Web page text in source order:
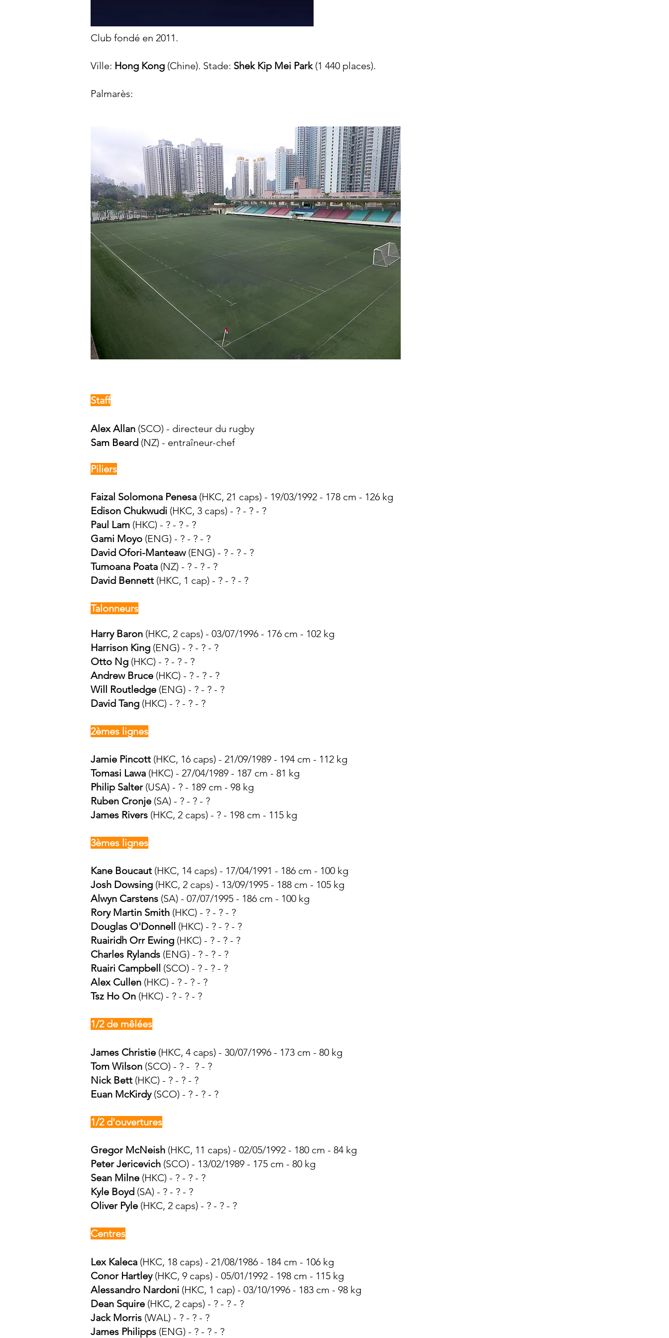
Club fondé en 2011.
Ville: Hong Kong (Chine). Stade: Shek Kip Mei Park(1 440 places).
Palmarès:​
Staff
Alex Allan (SCO) - directeur du rugby
Sam Beard (NZ) - entraîneur-chef
Piliers
Faizal Solomona Penesa (HKC, 21 caps) - 19/03/1992 - 178 cm - 126 kg
Edison Chukwudi (HKC, 3 caps) - ? - ? - ?
Paul Lam (HKC) - ? - ? - ?
Gami Moyo (ENG) - ? - ? - ?
David Ofori-Manteaw(ENG) - ? - ? - ?
Tumoana Poata (NZ) - ? - ? - ?
David Bennett (HKC, 1 cap) - ? - ? - ?
Talonneurs
Harry Baron (HKC, 2 caps) - 03/07/1996 - 176 cm - 102 kg
Harrison King (ENG) - ? - ? - ?
Otto Ng (HKC) - ? - ? - ?
Andrew Bruce (HKC) - ? - ? - ?
Will Routledge (ENG) - ? - ? - ?
David Tang (HKC) - ? - ? - ?
2èmes lignes
Jamie Pincott (HKC, 16 caps) - 21/09/1989 - 194 cm - 112 kg
Tomasi Lawa (HKC) - 27/04/1989 - 187 cm - 81 kg
Philip Salter(USA) - ? - 189 cm - 98 kg
Ruben Cronje (SA) - ? - ? - ?
James Rivers (HKC, 2 caps) - ? - 198 cm - 115 kg
3èmes lignes
Kane Boucaut (HKC, 14 caps) - 17/04/1991 - 186 cm - 100 kg
Josh Dowsing (HKC, 2 caps) - 13/09/1995 - 188 cm - 105 kg
Alwyn Carstens (SA) - 07/07/1995 - 186 cm - 100 kg
Rory Martin Smith (HKC) - ? - ? - ?
Douglas O'Donnell (HKC) - ? - ? - ?
Ruairidh Orr Ewing (HKC) - ? - ? - ?
Charles Rylands (ENG) - ? - ? - ?
Ruairi Campbell (SCO) - ? - ? - ?
Alex Cullen (HKC) - ? - ? - ?
Tsz Ho On (HKC) - ? - ? - ?
1/2 de mêlées
James Christie (HKC, 4 caps) - 30/07/1996 - 173 cm - 80 kg
Tom Wilson (SCO) - ? - ? - ?
Nick Bett (HKC) - ? - ? - ?
Euan McKirdy(SCO) - ? - ? - ?
1/2 d'ouvertures
Gregor McNeish (HKC, 11 caps) - 02/05/1992 - 180 cm - 84 kg
Peter Jericevich (SCO) - 13/02/1989 - 175 cm - 80 kg
Sean Milne (HKC) - ? - ? - ?
Kyle Boyd (SA) - ? - ? - ?
Oliver Pyle (HKC, 2 caps) - ? - ? - ?
Centres
Lex Kaleca (HKC, 18 caps) - 21/08/1986 - 184 cm - 106 kg
Conor Hartley(HKC, 9 caps) - 05/01/1992 - 198 cm - 115 kg
Alessandro Nardoni (HKC, 1 cap) - 03/10/1996 - 183 cm - 98 kg
Dean Squire (HKC, 2 caps) - ? - ? - ?
Jack Morris (WAL) - ? - ? - ?
James Philipps (ENG) - ? - ? - ?